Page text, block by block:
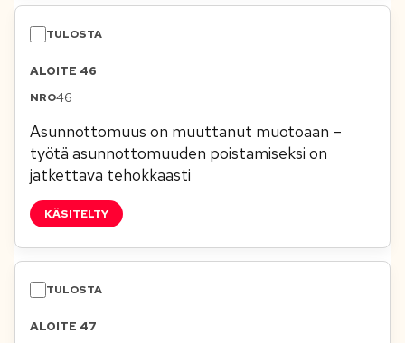
ALOITE 46
46
Asunnottomuus on muuttanut muotoaan –
työtä asunnottomuuden poistamiseksi on
jatkettava tehokkaasti
KÄSITELTY
ALOITE 47